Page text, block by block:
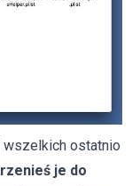
wszelkich ostatnio
je do